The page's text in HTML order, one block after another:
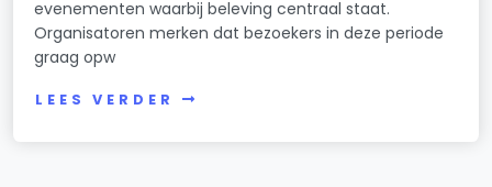
evenementen waarbij beleving centraal staat.
Organisatoren merken dat bezoekers in deze periode
graag opw
LEES VERDER